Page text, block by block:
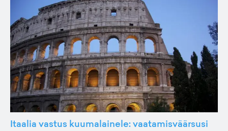
Itaalia vastus kuumalainele: vaatamisväärsusi